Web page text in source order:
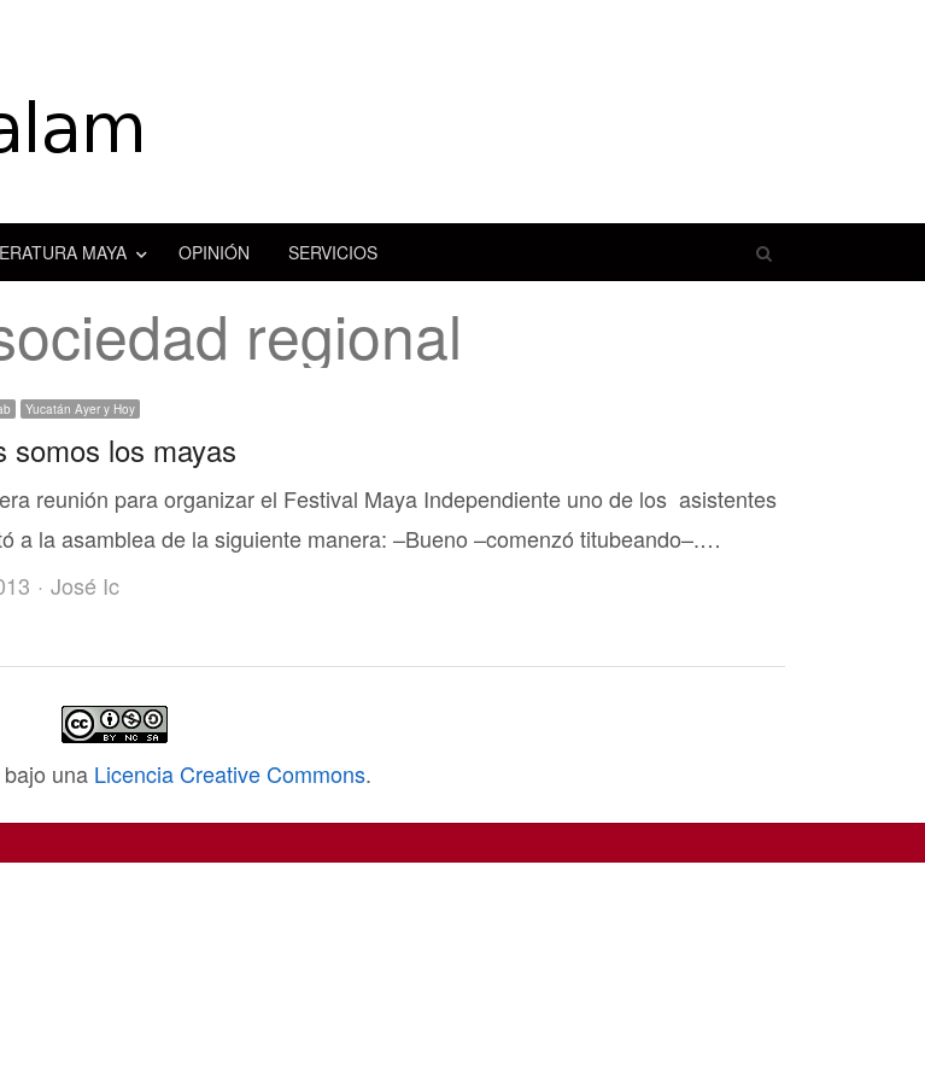
MAYA OPINIÓN SERVICIOS
search
regional
Yucatán Ayer y Hoy
somos los mayas
reunión para organizar el Festival Maya Independiente uno de los asistentes
a la asamblea de la siguiente manera: –Bueno –comenzó titubeando–.…
Author
José Ic
una Licencia Creative Commons.